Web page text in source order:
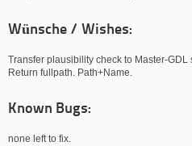
Wünsche / Wishes:
Transfer plausibility check to Master-
Return fullpath. Path+Name.
Known Bugs:
none left to fix.